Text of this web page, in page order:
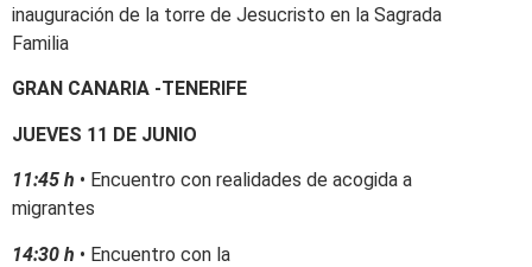
inauguración de la torre de Jesucristo en la Sagrada
Familia
GRAN CANARIA -TENERIFE
JUEVES 11 DE JUNIO
11:45 h • Encuentro con realidades de acogida a
migrantes
14:30 h • Encuentro con la